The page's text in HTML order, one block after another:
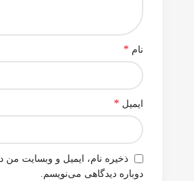
نام *
ایمیل *
ذخیره نام، ایمیل و وبسایت من
دوباره دیدگاهی می‌نویسم.